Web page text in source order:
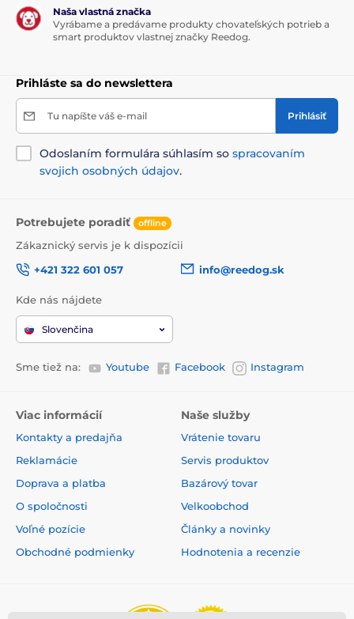
Naša vlastná značka
Vyrábame a predávame produkty chovateľských potrieb a
smart produktov vlastnej značky Reedog.
Prihláste sa do newslettera
Tu napíšte váš e-mail Prihlásiť
Odoslaním formulára súhlasím so spracovaním
svojich osobných údajov.
Potrebujete poradiť offline
Zákaznický servis je k dispozícii
+421 322 601 057
info@reedog.sk
Kde nás nájdete
Slovenčina
Sme tiež na: Youtube Facebook Instagram
Viac informácií
Kontakty a predajňa
Reklamácie
Doprava a platba
O spoločnosti
Voľné pozície
Obchodné podmienky
Naše služby
Vrátenie tovaru
Servis produktov
Bazárový tovar
Velkoobchod
Články a novinky
Hodnotenia a recenzie